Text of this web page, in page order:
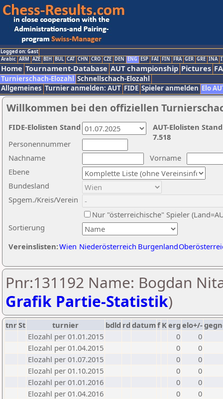
Logged on: Gast
Arabic ARM AZE BIH BUL CAT CHN CRO CZE DEN ENG ESP FAI FIN FRA GER GRE INA
Home Tournament-Database AUT championship Pictures
Turnierschach-Elozahl Schnellschach-Elozahl
Allgemeines Turnier anmelden: AUT FIDE Spieler anmelden Elo
Willkommen bei den offiziellen
Nachname
Vorname
Ebene
Sortierung
Personennummer
Bundesland
Spgem./Kreis/Verein
Nur "österreichische" Spieler
Vereinslisten:Wien Niederösterreich Burgenland
AUT-Elolisten
7.518
FIDE-Elolisten Stand
Pnr:131192 Name: Bogdan
Grafik Partie-Statistik)
tnrSt turnier bdld rd datumf Kerg elo+/-
Elozahl per 01.01.2015
0
0
Elozahl per 01.04.2015
0
0
Elozahl per 01.07.2015
0
0
Elozahl per 01.10.2015
0
0
Elozahl per 01.01.2016
0
0
Elozahl per 01.04.2016
0
0